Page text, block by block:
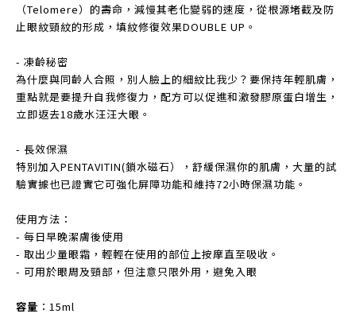
（Telomere）的壽命，減慢其老化變弱的速度，從根源堵截及防
止眼紋頸紋的形成，填紋修復效果DOUBLE UP。
- 凍齡秘密
為什麼與同齡人合照，別人臉上的細紋比我少？要保持年輕肌膚，
重點就是要提升自我修復力，配方可以促進和激發膠原蛋白增生，
立即返去18歲水汪汪大眼。
- 長效保濕
特別加入PENTAVITIN(鎖水磁石），舒緩保濕你的肌膚，大量的試
驗實據也已證實它可強化屏障功能和維持72小時保濕功能。
使用方法：
- 每日早晚潔膚後使用
- 取出少量眼霜，輕輕在使用的部位上按摩直至吸收。
- 可用於眼周及頸部，但注意只限外用，避免入眼
容量 ：15ml